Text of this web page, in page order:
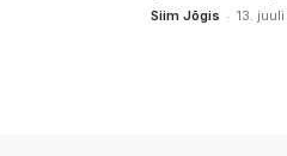
Siim Jõgis - 13.